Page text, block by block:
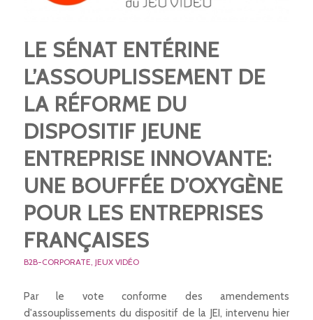
LE SÉNAT ENTÉRINE
L’ASSOUPLISSEMENT DE
LA RÉFORME DU
DISPOSITIF JEUNE
ENTREPRISE INNOVANTE:
UNE BOUFFÉE D’OXYGÈNE
POUR LES ENTREPRISES
FRANÇAISES
B2B-CORPORATE JEUX VIDÉO
Par le vote conforme des amendements
d'assouplissements du dispositif de la JEI, intervenu hier